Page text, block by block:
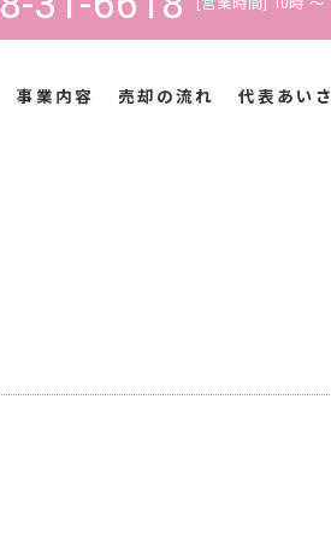
事業内容 売却の流れ 代表あい